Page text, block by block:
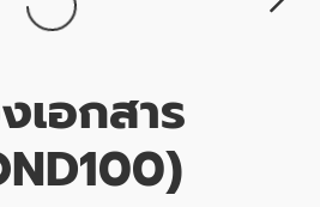
เอกสาร